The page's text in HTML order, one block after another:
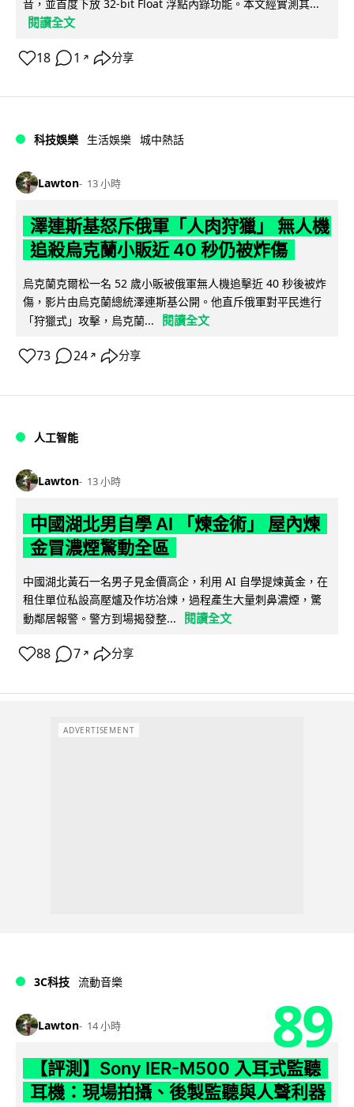
音，並首度下放 32-bit Float 浮點內錄功能。本文經實測其...
閱讀全文
18 1 ↗ 分享
科技娛樂 生活娛樂 城中熱話
Lawton 13 小時
澤連斯基怒斥俄軍「人肉狩獵」 無人機
追殺烏克蘭小販近 40 秒仍被炸傷
烏克蘭克爾松一名 52 歲小販被俄軍無人機追擊近 40 秒後被炸
傷，影片由烏克蘭總統澤連斯基公開。他直斥俄軍對平民進行
「狩獵式」攻擊，烏克蘭...
閱讀全文
73 24 ↗ 分享
人工智能
Lawton 13 小時
中國湖北男自學 AI 「煉金術」 屋內煉
金冒濃煙驚動全區
中國湖北黃石一名男子見金價高企，利用 AI 自學提煉黃金，在
租住單位私設高壓爐及作坊冶煉，過程產生大量刺鼻濃煙，驚
動鄰居報警。警方到場揭發整...
閱讀全文
88 7 ↗ 分享
ADVERTISEMENT
3C科技 流動音樂
Lawton 14 小時 89
【評測】Sony IER-M500 入耳式監聽
耳機：現場拍攝、後製監聽與人聲利器